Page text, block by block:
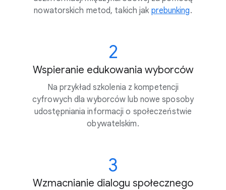
nowatorskich metod, takich jak prebunking.
2
Wspieranie edukowania wyborców
Na przykład szkolenia z kompetencji
cyfrowych dla wyborców lub nowe sposoby
udostępniania informacji o społeczeństwie
obywatelskim.
3
Wzmacnianie dialogu społecznego